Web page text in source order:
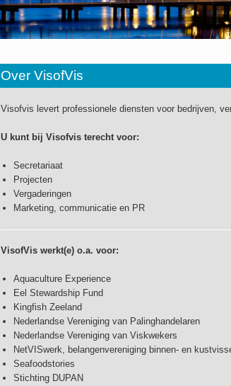
Over VisofVis
Visofvis levert professionele diensten voor bedrijven,
U kunt bij Visofvis terecht voor:
Secretariaat
Projecten
Vergaderingen
Marketing, communicatie en PR
VisofVis werkt(e) o.a. voor:
Aquaculture Experience
Eel Stewardship Fund
Kingfish Zeeland
Nederlandse Vereniging van Palinghandelaren
Nederlandse Vereniging van Viskwekers
NetVISwerk, belangenvereniging binnen- en
Seafoodstories
Stichting DUPAN